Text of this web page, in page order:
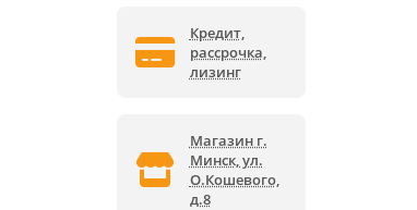
Кредит,
рассрочка,
лизинг
Магазин г.
Минск, ул.
О.Кошевого,
д.8